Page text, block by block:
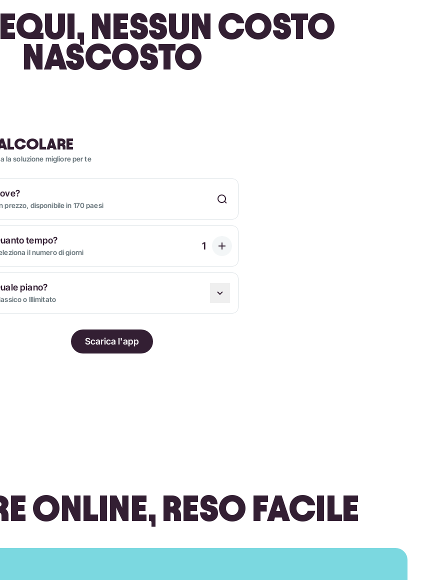
NESSUN COSTO
NASCOSTO
la soluzione migliore per te
prezzo, disponibile in 170 paesi
tempo?
il numero di giorni
piano?
o Illimitato
Scarica l'app
ONLINE, RESO FACILE